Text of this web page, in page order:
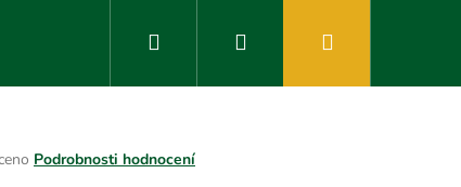
Hledat Přihlášení
Podrobnosti hodnocení